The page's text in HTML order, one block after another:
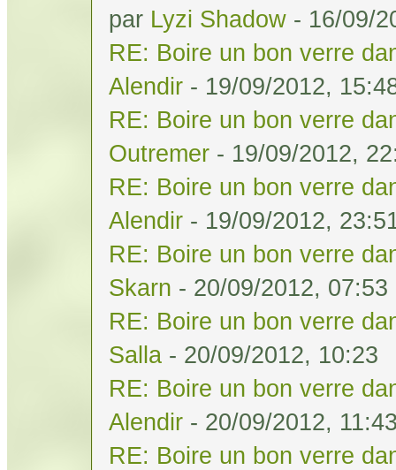
par Lyzi Shadow - 16/09/
RE: Boire un bon verre
Alendir - 19/09/2012,
RE: Boire un bon verre
Outremer - 19/09/2012,
RE: Boire un bon verre
Alendir - 19/09/2012,
RE: Boire un bon verre
Skarn - 20/09/2012, 07:53
RE: Boire un bon verre
Salla - 20/09/2012, 10:23
RE: Boire un bon verre
Alendir - 20/09/2012,
RE: Boire un bon verre